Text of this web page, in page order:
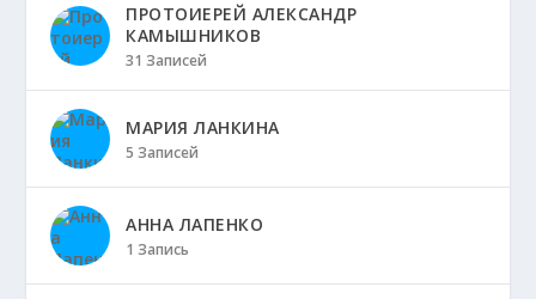
ПРОТОИЕРЕЙ АЛЕКСАНДР
КАМЫШНИКОВ
31 Записей
МАРИЯ ЛАНКИНА
5 Записей
АННА ЛАПЕНКО
1 Запись